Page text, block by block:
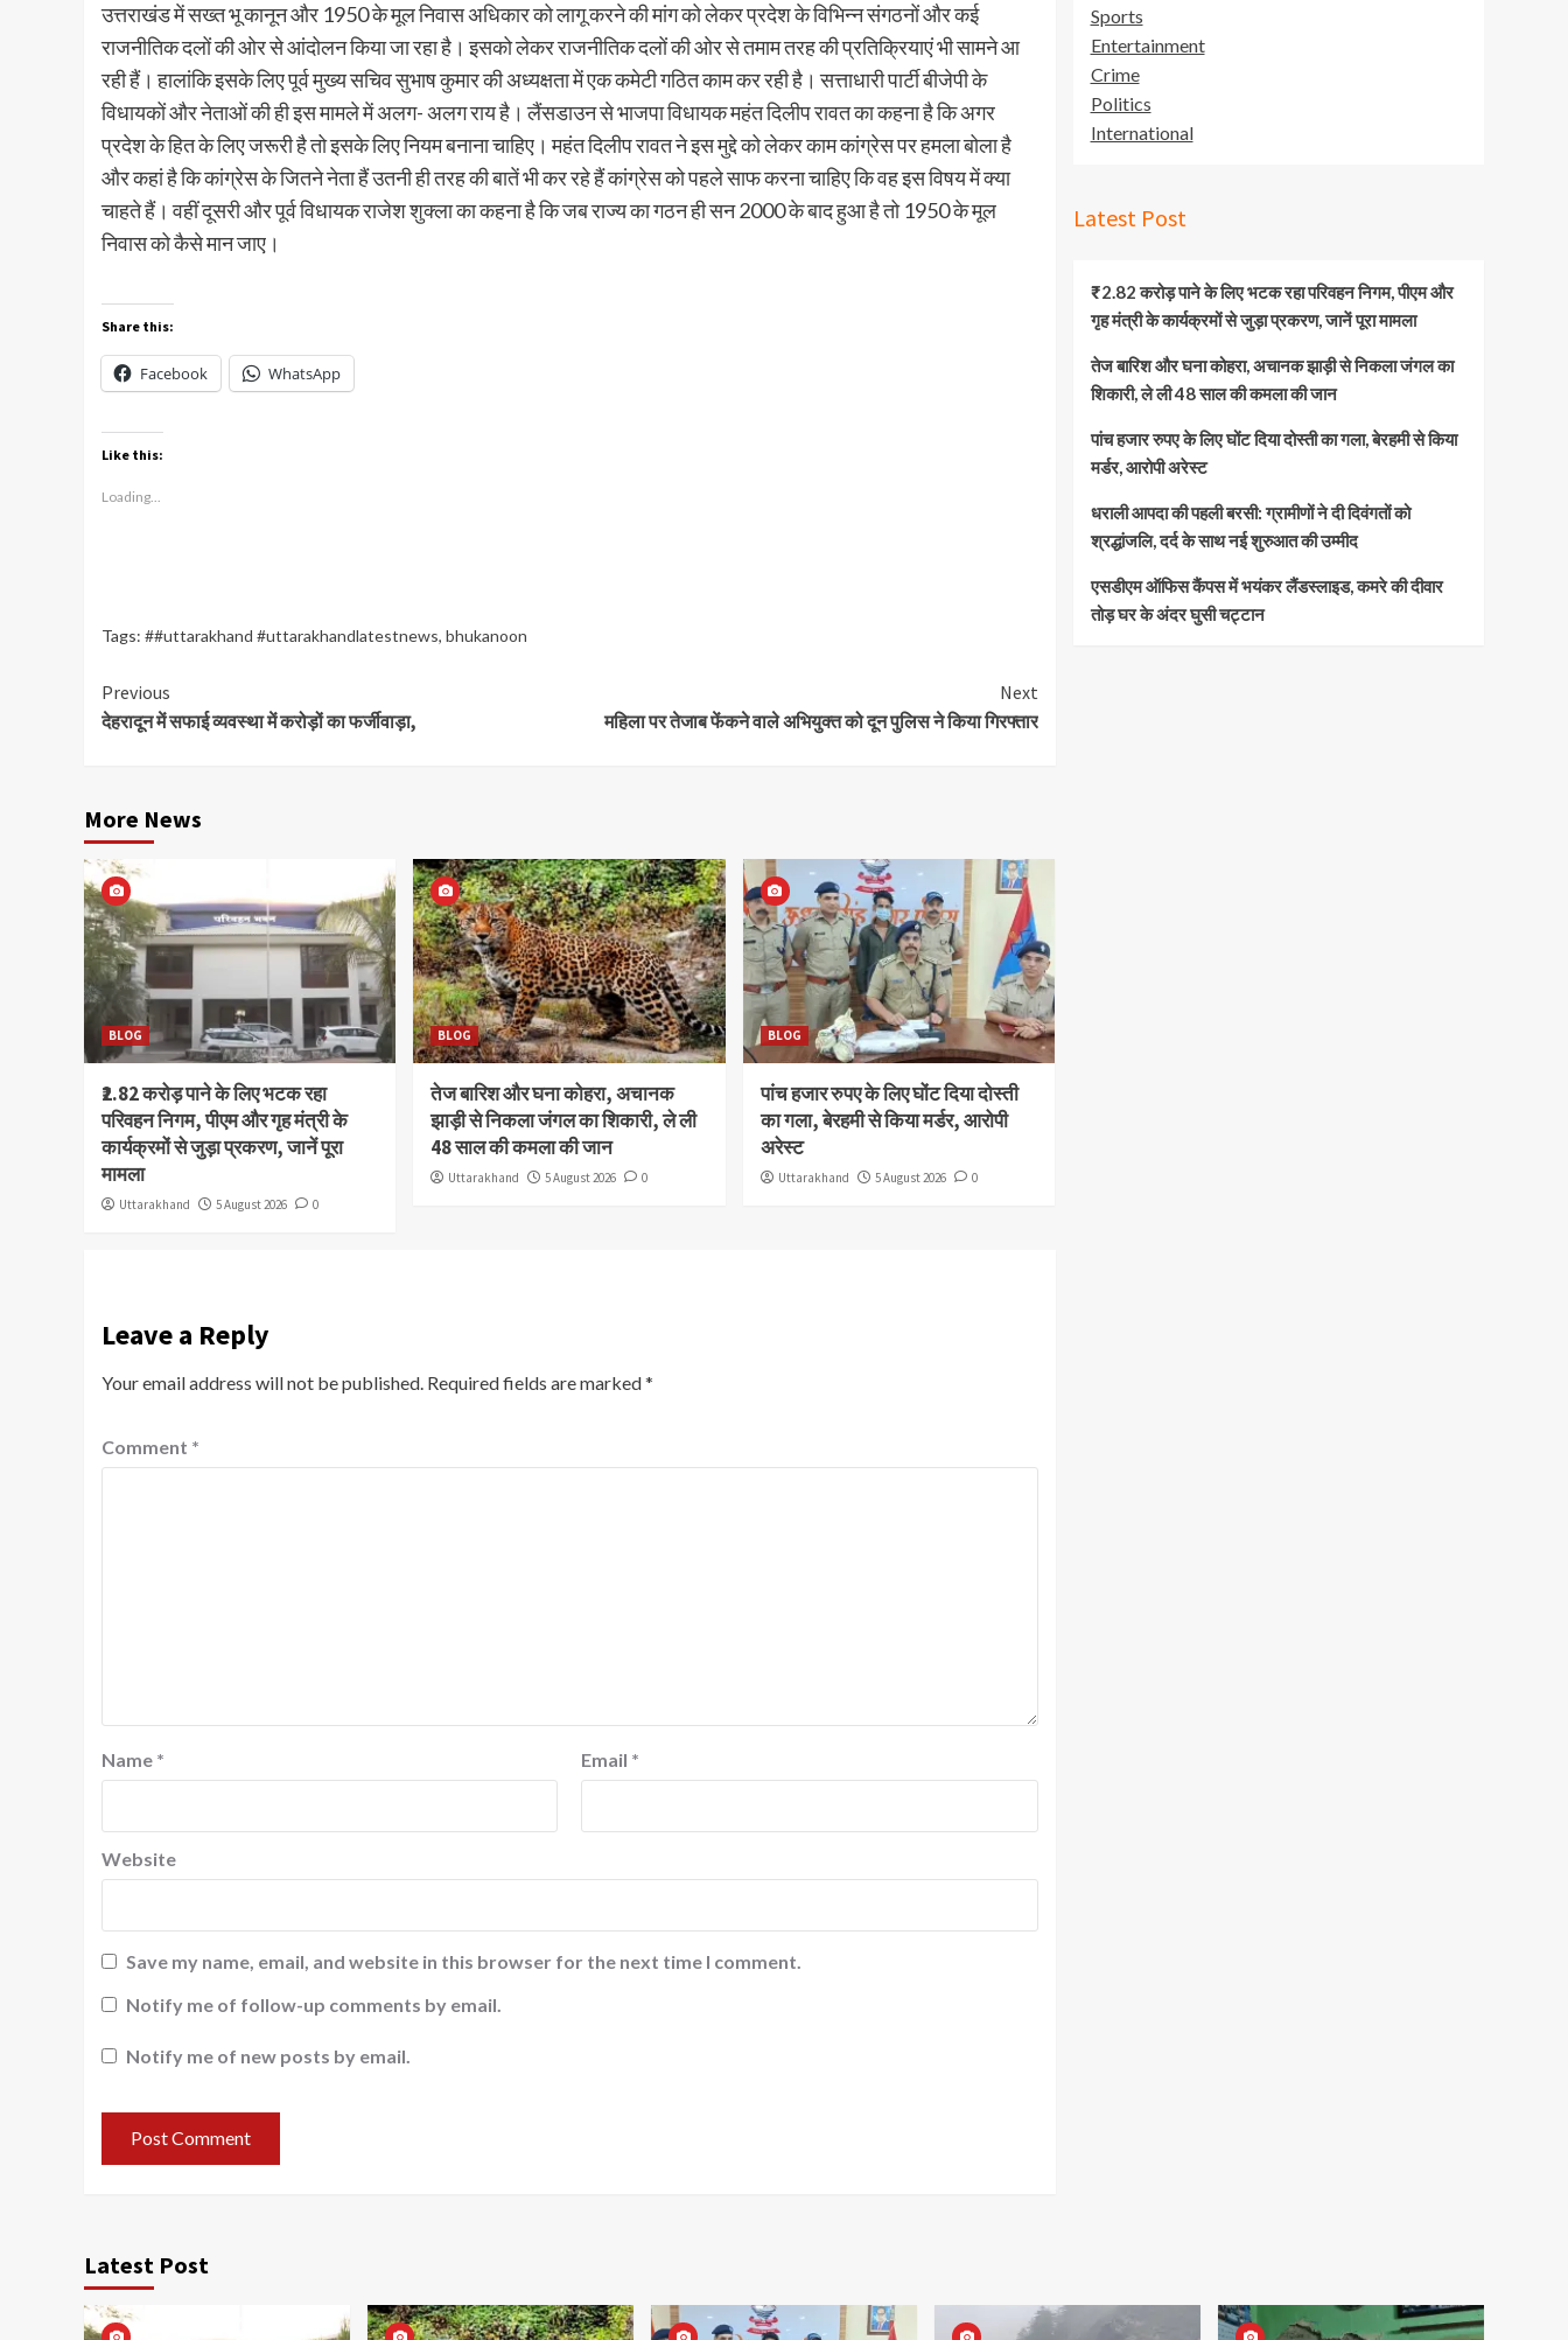
उत्तराखंड में सख्त भू कानून और 1950 के मूल निवास अधिकार को लागू करने की मांग को लेकर प्रदेश के विभिन्न संगठनों और कई
राजनीतिक दलों की ओर से आंदोलन किया जा रहा है। इसको लेकर राजनीतिक दलों की ओर से तमाम तरह की प्रतिक्रियाएं भी सामने आ
रही हैं। हालांकि इसके लिए पूर्व मुख्य सचिव सुभाष कुमार की अध्यक्षता में एक कमेटी गठित काम कर रही है। सत्ताधारी पार्टी बीजेपी के
विधायकों और नेताओं की ही इस मामले में अलग- अलग राय है। लैंसडाउन से भाजपा विधायक महंत दिलीप रावत का कहना है कि अगर
प्रदेश के हित के लिए जरूरी है तो इसके लिए नियम बनाना चाहिए। महंत दिलीप रावत ने इस मुद्दे को लेकर काम कांग्रेस पर हमला बोला है
और कहां है कि कांग्रेस के जितने नेता हैं उतनी ही तरह की बातें भी कर रहे हैं कांग्रेस को पहले साफ करना चाहिए कि वह इस विषय में क्या
चाहते हैं। वहीं दूसरी और पूर्व विधायक राजेश शुक्ला का कहना है कि जब राज्य का गठन ही सन 2000 के बाद हुआ है तो 1950 के मूल
निवास को कैसे मान जाए।
Share this:
Facebook WhatsApp
Like this:
Loading...
Tags: ##uttarakhand #uttarakhandlatestnews, bhukanoon
Continue
Reading
Previous
देहरादून में सफाई व्यवस्था में करोड़ों का फर्जीवाड़ा,
Next
महिला पर तेजाब फेंकने वाले अभियुक्त को दून पुलिस ने किया गिरफ्तार
More News
BLOG
₹2.82 करोड़ पाने के लिए भटक रहा
परिवहन निगम, पीएम और गृह मंत्री के
कार्यक्रमों से जुड़ा प्रकरण, जानें पूरा
मामला
Uttarakhand 5 August 2026 0
BLOG
तेज बारिश और घना कोहरा, अचानक
झाड़ी से निकला जंगल का शिकारी, ले ली
48 साल की कमला की जान
Uttarakhand 5 August 2026 0
BLOG
पांच हजार रुपए के लिए घोंट दिया दोस्ती
का गला, बेरहमी से किया मर्डर, आरोपी
अरेस्ट
Uttarakhand 5 August 2026 0
Leave a Reply
Your email address will not be published. Required fields are marked*
Comment *
Name * Email *
Website
Save my name, email, and website in this browser for the next time I comment.
Notify me of follow-up comments by email.
Notify me of new posts by email.
Sports
Entertainment
Crime
Politics
International
Latest Post
₹2.82 करोड़ पाने के लिए भटक रहा परिवहन निगम, पीएम और
गृह मंत्री के कार्यक्रमों से जुड़ा प्रकरण, जानें पूरा मामला
तेज बारिश और घना कोहरा, अचानक झाड़ी से निकला जंगल का
शिकारी, ले ली 48 साल की कमला की जान
पांच हजार रुपए के लिए घोंट दिया दोस्ती का गला, बेरहमी से किया
मर्डर, आरोपी अरेस्ट
धराली आपदा की पहली बरसी: ग्रामीणों ने दी दिवंगतों को
श्रद्धांजलि, दर्द के साथ नई शुरुआत की उम्मीद
एसडीएम ऑफिस कैंपस में भयंकर लैंडस्लाइड, कमरे की दीवार
तोड़ घर के अंदर घुसी चट्टान
Latest Post